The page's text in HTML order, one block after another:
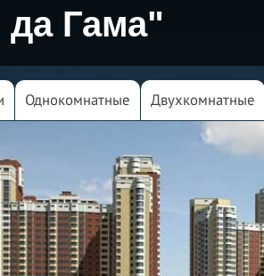
Гама"
Однокомнатные Двухкомнатные